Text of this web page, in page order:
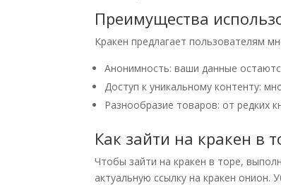
Преимущества
Кракен предлагает пользователям
Анонимность: ваши данные
Доступ к уникальному контенту:
Разнообразие товаров: от редких
Как зайти на кракен в
Чтобы зайти на кракен в торе,
актуальную ссылку на кракен онион.